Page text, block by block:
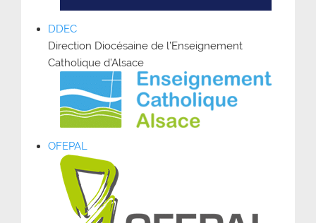
DDEC
Direction Diocésaine de l’Enseignement
Catholique d’Alsace
OFEPAL